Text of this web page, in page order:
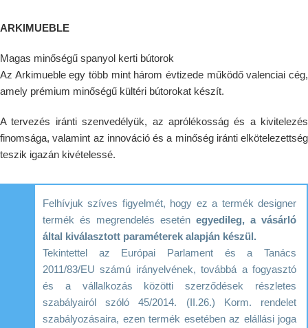
ARKIMUEBLE
Magas minőségű spanyol kerti bútorok
Az Arkimueble egy több mint három évtizede működő valenciai cég,
amely prémium minőségű kültéri bútorokat készít.
A tervezés iránti szenvedélyük, az aprólékosság és a kivitelezés
finomsága, valamint az innováció és a minőség iránti elkötelezettség
teszik igazán kivételessé.
Felhívjuk szíves figyelmét, hogy ez a termék designer
termék és megrendelés esetén egyedileg, a vásárló
által kiválasztott paraméterek alapján készül.
Tekintettel az Európai Parlament és a Tanács
2011/83/EU számú irányelvének, továbbá a fogyasztó
és a vállalkozás közötti szerződések részletes
szabályairól szóló 45/2014. (II.26.) Korm. rendelet
szabályozásaira, ezen termék esetében az elállási joga